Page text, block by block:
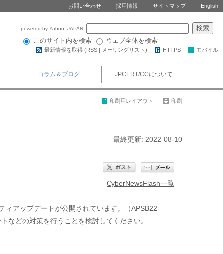
お問い合わせ 採用情報 サイトマップ English
powered by Yahoo! JAPAN
このサイト内を検索 ウェブ全体を検索
最新情報を取得 (RSS | メーリングリスト ) HTTPS モバイル
コラム＆ブログ JPCERT/CCについて
印刷用レイアウト 印刷
最終更新: 2022-08-10
CyberNewsFlash一覧
ィアップデートが公開されています。（APSB22-
などの対策を行うことを検討してください。